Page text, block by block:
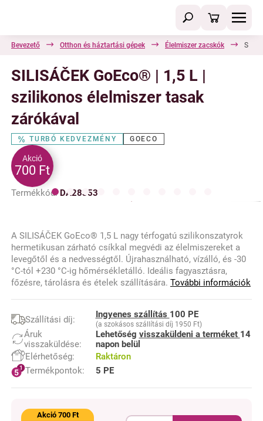
Bevezető Otthon és háztartási gépek Élelmiszer zacskók
SILISÁČEK GoEco® | 1,5 L |
szilikonos élelmiszer tasak
zárókával
TURBÓ KEDVEZMÉNY GOECO
Akció
700 Ft
Termékkód: DA28353
A SILISÁČEK GoEco® 1,5 L nagy térfogatú szilikonszatyrok
hermetikusan zárható csíkkal megvédi az élelmiszereket a
levegőtől és a nedvességtől. Újrahasználható, vízálló, és -30
°C-tól +230 °C-ig hőmérsékletálló. Ideális fagyasztásra,
főzésre, tárolásra és ételek szállítására. További információk
Szállítási díj: Ingyenes szállítás 100 PE
(a szokásos szállítási díj 1950 Ft)
Áruk
visszaküldése:
Lehetőség visszaküldeni a terméket 14
napon belül
Elérhetőség:
Raktáron
Termékpontok:
5 PE
Akció 700 Ft